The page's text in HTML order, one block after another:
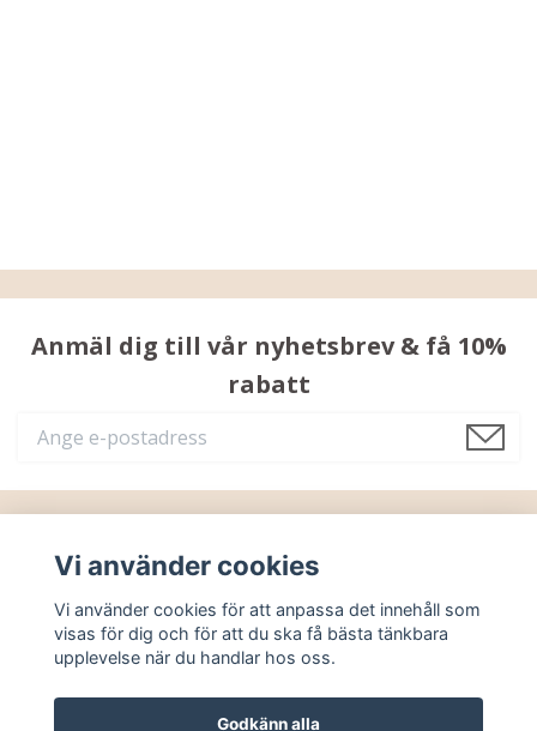
Anmäl dig till vår nyhetsbrev & få 10%
rabatt
Läs mer
Sociala medier
Vi använder cookies
Vi använder cookies för att anpassa det innehåll som
visas för dig och för att du ska få bästa tänkbara
upplevelse när du handlar hos oss.
Godkänn alla